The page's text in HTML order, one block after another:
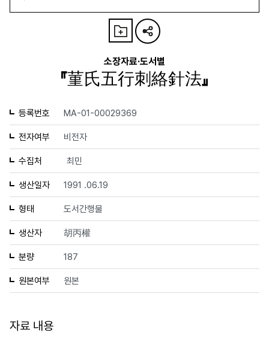
소장자료·도서별
『菫氏五行刺絡針法』
등록번호 MA-01-00029369
전자여부 비전자
수집처 최민
생산일자 1991 .06.19
형태 도서간행물
생산자 胡丙權
분량 187
원본여부 원본
자료 내용